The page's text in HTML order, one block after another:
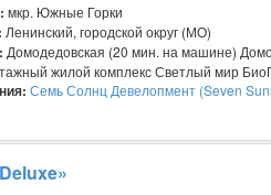
мкр. Южные Горки
Ленинский, городской округ (МО)
Домодедовская (20 мин. на машине)
жилой комплекс Светлый мир
Семь Солнц Девелопмент (Seven